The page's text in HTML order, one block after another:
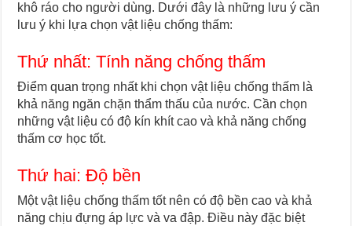
khô ráo cho người dùng. Dưới đây là những lưu ý cần
lưu ý khi lựa chọn vật liệu chống thấm:
Thứ nhất: Tính năng chống thấm
Điểm quan trọng nhất khi chọn vật liệu chống thấm là
khả năng ngăn chặn thẩm thấu của nước. Cần chọn
những vật liệu có độ kín khít cao và khả năng chống
thấm cơ học tốt.
Thứ hai: Độ bền
Một vật liệu chống thấm tốt nên có độ bền cao và khả
năng chịu đựng áp lực và va đập. Điều này đặc biệt